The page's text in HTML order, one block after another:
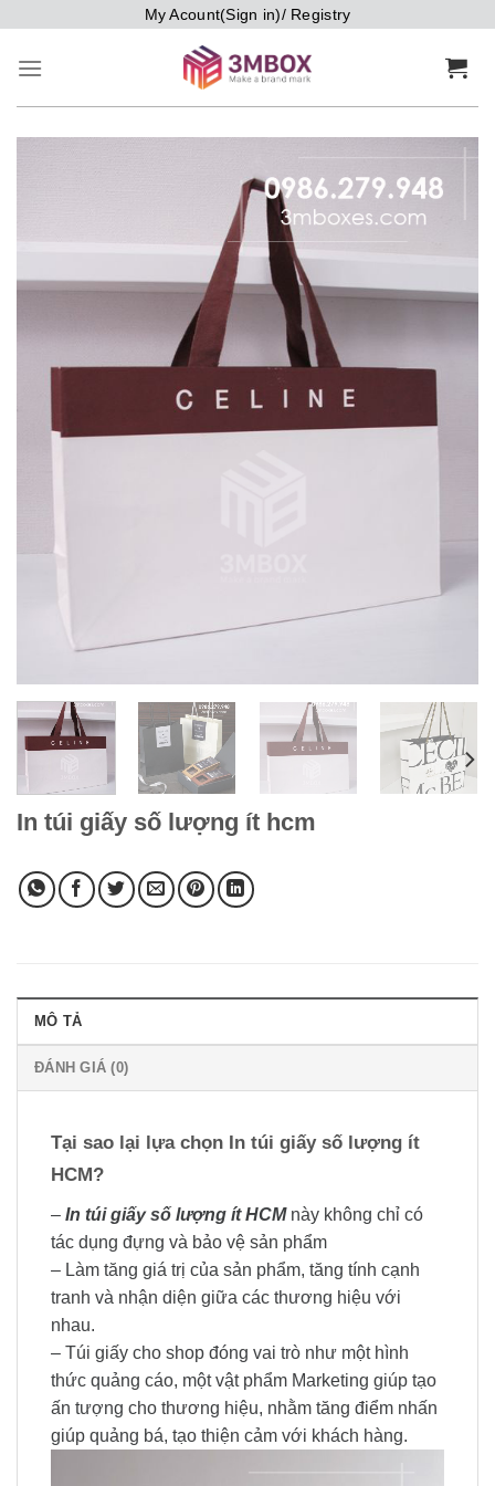
nội
My Acount(Sign in)/ Registry
In túi giấy số lượng ít hcm
MÔ TẢ
ĐÁNH GIÁ (0)
Tại sao lại lựa chọn In túi giấy số lượng ít
HCM?
– In túi giấy số lượng ít HCMnày không chỉ có
tác dụng đựng và bảo vệ sản phẩm
– Làm tăng giá trị của sản phẩm, tăng tính cạnh
tranh và nhận diện giữa các thương hiệu với
nhau.
– Túi giấy cho shop đóng vai trò như một hình
thức quảng cáo, một vật phẩm Marketing giúp tạo
ấn tượng cho thương hiệu, nhằm tăng điểm nhấn
giúp quảng bá, tạo thiện cảm với khách hàng.